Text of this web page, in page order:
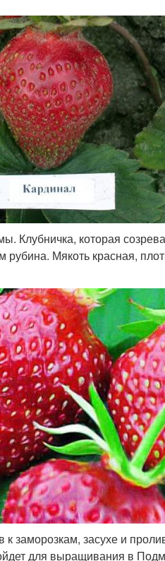
Клубничка, которая
Мякоть красная,
к заморозкам, засухе и
для выращивания в